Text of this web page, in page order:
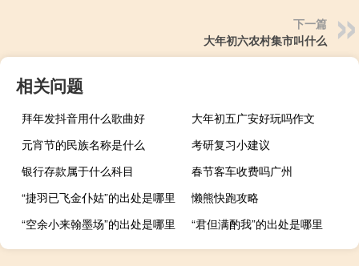
下一篇
大年初六农村集市叫什么
相关问题
拜年发抖音用什么歌曲好
大年初五广安好玩吗作文
元宵节的民族名称是什么
考研复习小建议
银行存款属于什么科目
春节客车收费吗广州
“捷羽已飞金仆姑”的出处是哪里
懒熊快跑攻略
“空余小来翰墨场”的出处是哪里
“君但满酌我”的出处是哪里